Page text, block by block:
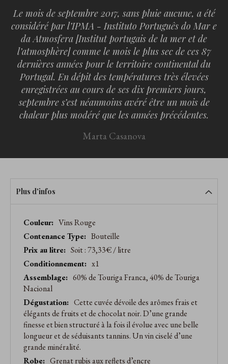
Le mois de septembre 2017, sans pluie aucune, a été
considéré par l’IPMA - Instituto Português do Mar e
da Atmosfera [Institut portugais de la mer et de
l’atmosphère] comme le mois le plus sec de ces 87
dernières années pour le territoire continental du
Portugal. En dépit des températures très élevées
enregistrées au cours de ses dix premiers jours,
septembre s’est néanmoins avéré être un mois de
chaleur plus modéré que les années précédentes.
Marta Casanova
Plus d'infos
Caractéristiques
produit
Vins Rouge
Bouteille
Soit : 73,33€ / litre
x1
60% de Touriga Franca, 40% de Touriga
Nacional
Cette cuvée dévoile des arômes frais et
élégants de fruits et de chocolat noir. D’une grande
finesse et bien structuré à la fois il évolue avec une belle
longueur et de séduisants tannins. Un vin ciselé d’une
grande minéralité.
Grenat rubis aux reflets d’encre